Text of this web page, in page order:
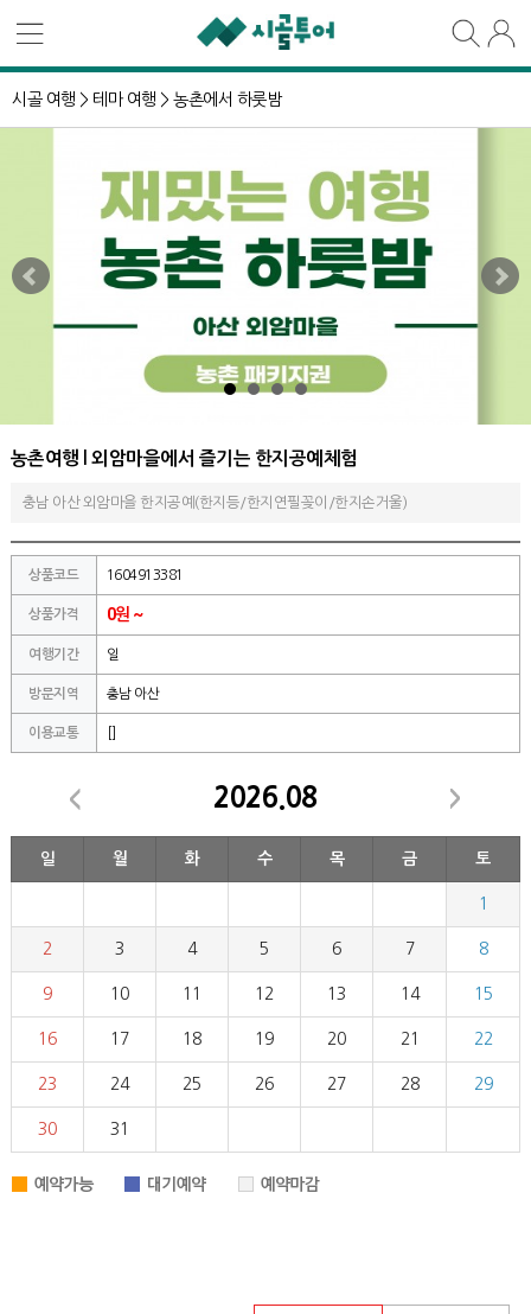
시골 여행 > 테마 여행 > 농촌에서 하룻밤
농촌여행 l 외암마을에서 즐기는 한지공예체험
충남 아산 외암마을 한지공예(한지등/한지연필꽂이/한지손거울)
상품코드 1604913381
상품가격 0원 ~
여행기간 일
방문지역 충남 아산
이용교통
2026.08